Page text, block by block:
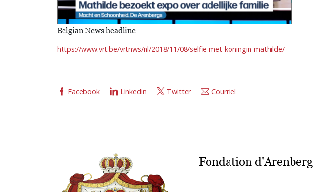
Belgian News headline
https://www.vrt.be/vrtnws/nl/2018/11/08/selfie-met-koningin-mathilde/
Facebook Linkedin Twitter Courriel
Fondation d'Arenberg